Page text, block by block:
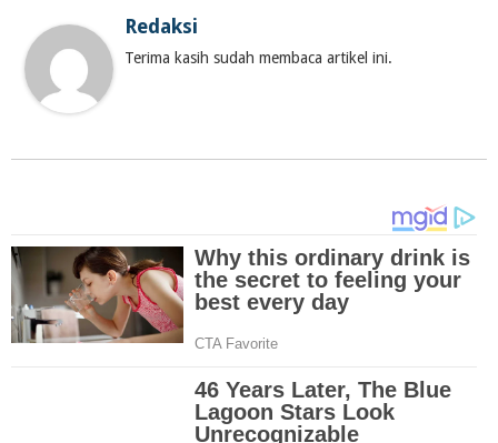
Redaksi
Terima kasih sudah membaca artikel ini.